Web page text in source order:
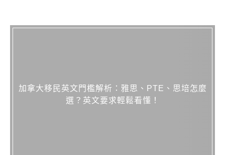
加拿大移民英文門檻解析：雅思、PTE、思培怎麼
選？英文要求輕鬆看懂！